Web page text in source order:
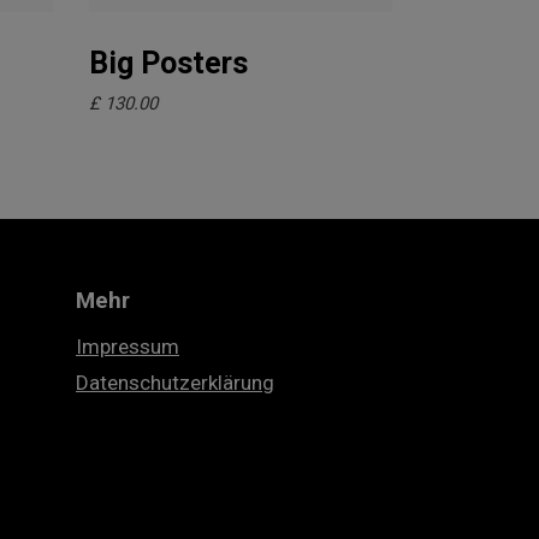
In den Warenkorb
Big Posters
£ 130.00
Mehr
Impressum
Datenschutzerklärung